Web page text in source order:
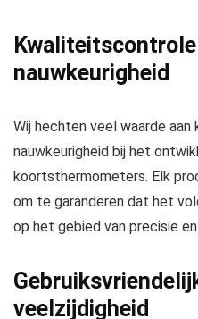
nauwkeurigheid
Wij hechten veel waarde
nauwkeurigheid bij het
koortsthermometers. Elk
om te garanderen dat het
op het gebied van precisie
veelzijdigheid